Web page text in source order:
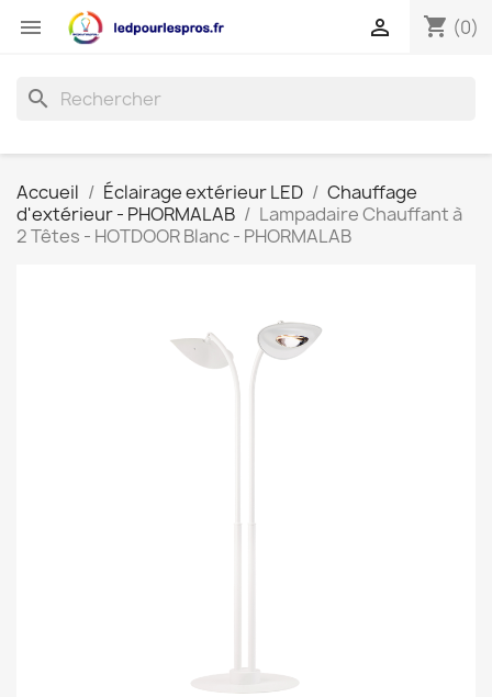
 shopping_cart (0)

search
Accueil Éclairage extérieur LED
Chauffage
d'extérieur - PHORMALAB
Lampadaire Chauffant à
2 Têtes - HOTDOOR Blanc - PHORMALAB